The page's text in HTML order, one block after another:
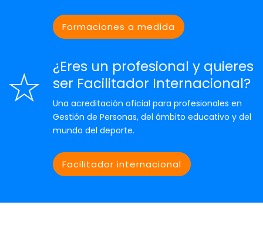
Formaciones a medida
¿Eres un profesional y quieres
ser Facilitador Internacional?
Una acreditación oficial para profesionales en
Gestión de Personas, del ámbito educativo y del
mundo del deporte.
Facilitador internacional